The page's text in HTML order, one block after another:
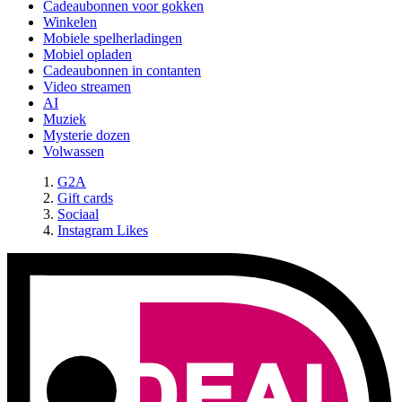
Cadeaubonnen voor gokken
Winkelen
Mobiele spelherladingen
Mobiel opladen
Cadeaubonnen in contanten
Video streamen
AI
Muziek
Mysterie dozen
Volwassen
G2A
Gift cards
Sociaal
Instagram Likes